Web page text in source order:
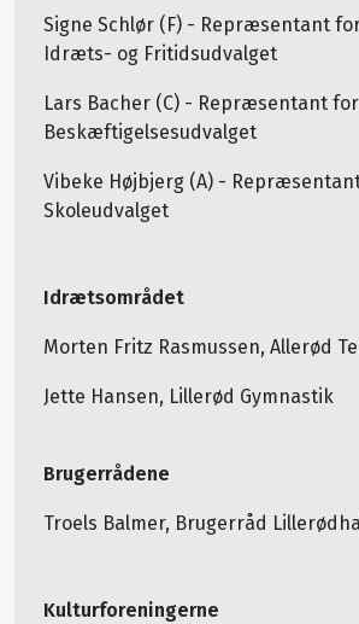
Signe Schlør (F) - Repræsentant
Idræts- og Fritidsudvalget
Lars Bacher (C) - Repræsentant
Beskæftigelsesudvalget
Vibeke Højbjerg (A) -
Skoleudvalget
Idrætsområdet
Morten Fritz Rasmussen, Allerød
Jette Hansen, Lillerød Gymnastik
Brugerrådene
Troels Balmer, Brugerråd
Kulturforeningerne